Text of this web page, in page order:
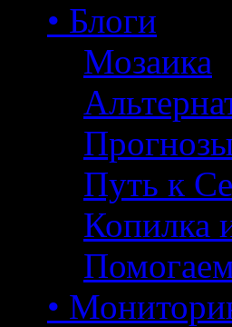
• Блоги
Мозаика
Путь к
Копилка
•